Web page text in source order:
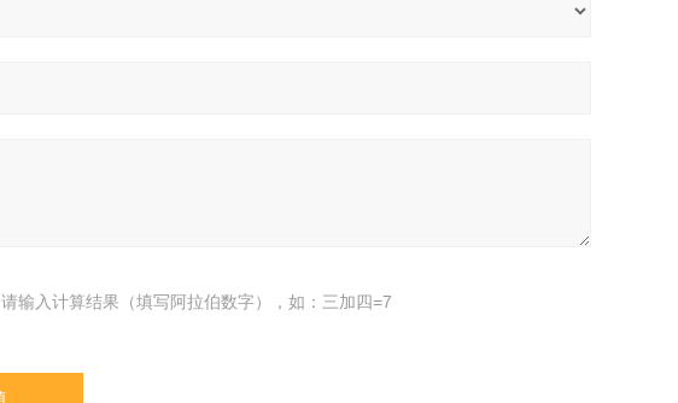
请输入计算结果（填写阿拉伯数字），如：三加四=7